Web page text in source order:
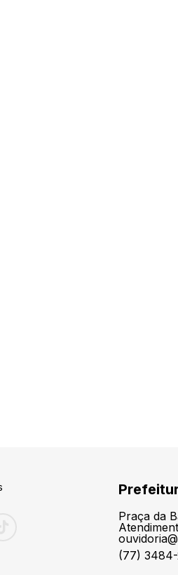
Praça da
(77)